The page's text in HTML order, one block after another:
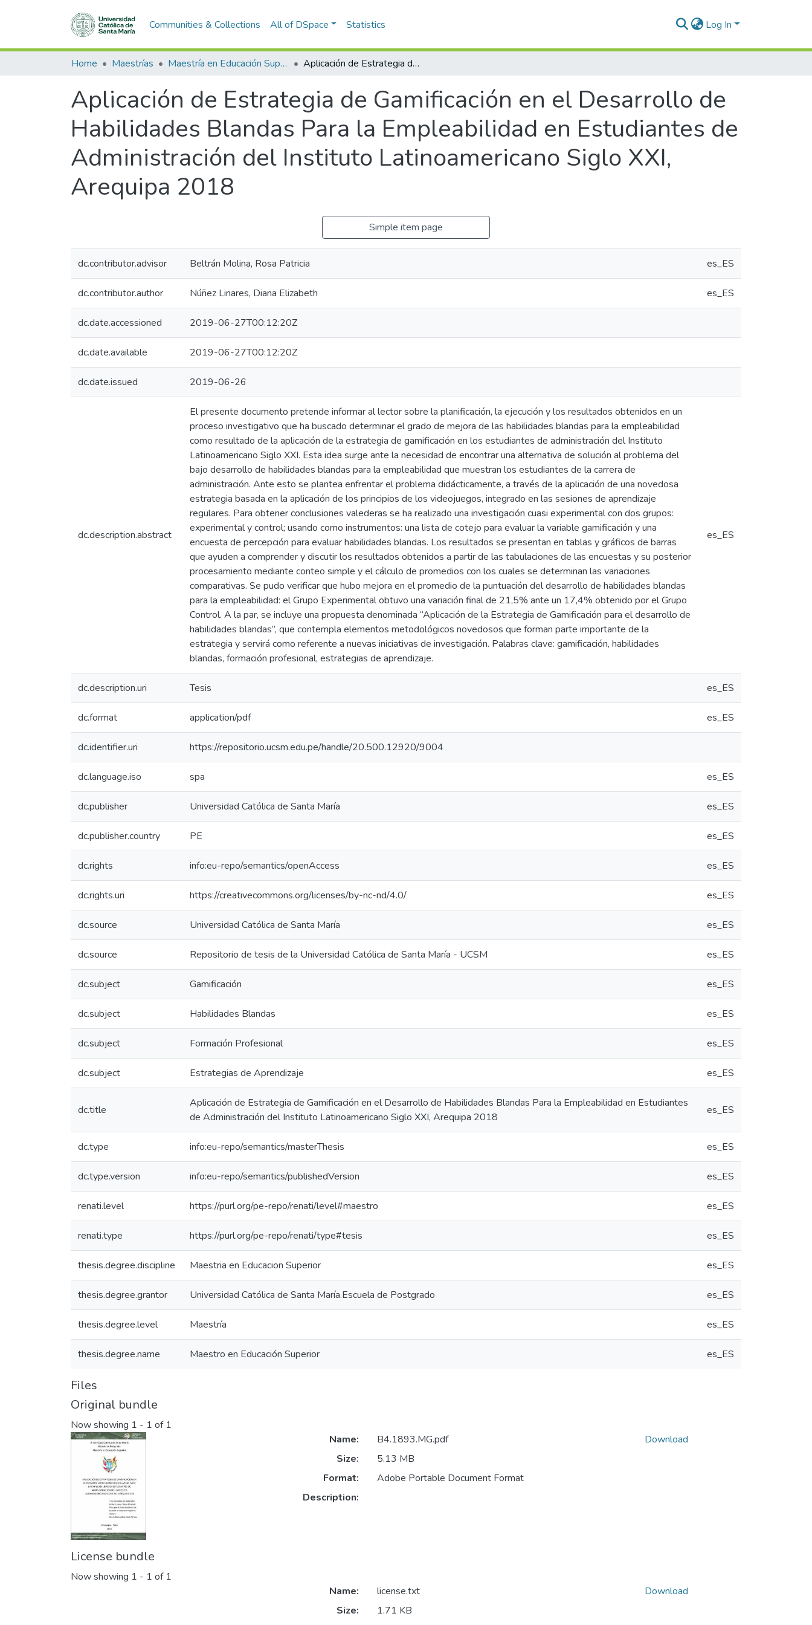
Communities & Collections All of DSpace Statistics Log In
Home Maestrías Maestría en Educación Superior Aplicación de Estrategia de Gamificación en el Desarrollo de Habilidades Blandas Para la Empleabilidad en Estudiantes de Administración del Instituto Latinoamericano Siglo XXI, Arequipa 2018
Aplicación de Estrategia de Gamificación en el Desarrollo de
Habilidades Blandas Para la Empleabilidad en Estudiantes de
Administración del Instituto Latinoamericano Siglo XXI,
Arequipa 2018
Simple item page
dc.contributor.advisor Beltrán Molina, Rosa Patricia es_ES
dc.contributor.author Núñez Linares, Diana Elizabeth es_ES
dc.date.accessioned 2019-06-27T00:12:20Z
dc.date.available 2019-06-27T00:12:20Z
dc.date.issued 2019-06-26
dc.description.abstract
El presente documento pretende informar al lector sobre la planificación, la ejecución y los resultados obtenidos en un
proceso investigativo que ha buscado determinar el grado de mejora de las habilidades blandas para la empleabilidad
como resultado de la aplicación de la estrategia de gamificación en los estudiantes de administración del Instituto
Latinoamericano Siglo XXI. Esta idea surge ante la necesidad de encontrar una alternativa de solución al problema del
bajo desarrollo de habilidades blandas para la empleabilidad que muestran los estudiantes de la carrera de
administración. Ante esto se plantea enfrentar el problema didácticamente, a través de la aplicación de una novedosa
estrategia basada en la aplicación de los principios de los videojuegos, integrado en las sesiones de aprendizaje
regulares. Para obtener conclusiones valederas se ha realizado una investigación cuasi experimental con dos grupos:
experimental y control; usando como instrumentos: una lista de cotejo para evaluar la variable gamificación y una
encuesta de percepción para evaluar habilidades blandas. Los resultados se presentan en tablas y gráficos de barras
que ayuden a comprender y discutir los resultados obtenidos a partir de las tabulaciones de las encuestas y su posterior
procesamiento mediante conteo simple y el cálculo de promedios con los cuales se determinan las variaciones
comparativas. Se pudo verificar que hubo mejora en el promedio de la puntuación del desarrollo de habilidades blandas
para la empleabilidad: el Grupo Experimental obtuvo una variación final de 21,5% ante un 17,4% obtenido por el Grupo
Control. A la par, se incluye una propuesta denominada “Aplicación de la Estrategia de Gamificación para el desarrollo de
habilidades blandas”, que contempla elementos metodológicos novedosos que forman parte importante de la
estrategia y servirá como referente a nuevas iniciativas de investigación. Palabras clave: gamificación, habilidades
blandas, formación profesional, estrategias de aprendizaje.
es_ES
dc.description.uri Tesis es_ES
dc.format application/pdf es_ES
dc.identifier.uri https://repositorio.ucsm.edu.pe/handle/20.500.12920/9004
dc.language.iso spa es_ES
dc.publisher Universidad Católica de Santa María es_ES
dc.publisher.country PE es_ES
dc.rights info:eu-repo/semantics/openAccess es_ES
dc.rights.uri https://creativecommons.org/licenses/by-nc-nd/4.0/ es_ES
dc.source Universidad Católica de Santa María es_ES
dc.source Repositorio de tesis de la Universidad Católica de Santa María - UCSM es_ES
dc.subject Gamificación es_ES
dc.subject Habilidades Blandas es_ES
dc.subject Formación Profesional es_ES
dc.subject Estrategias de Aprendizaje es_ES
dc.title
Aplicación de Estrategia de Gamificación en el Desarrollo de Habilidades Blandas Para la Empleabilidad en Estudiantes
de Administración del Instituto Latinoamericano Siglo XXI, Arequipa 2018
es_ES
dc.type info:eu-repo/semantics/masterThesis es_ES
dc.type.version info:eu-repo/semantics/publishedVersion es_ES
renati.level https://purl.org/pe-repo/renati/level#maestro es_ES
renati.type https://purl.org/pe-repo/renati/type#tesis es_ES
thesis.degree.discipline Maestria en Educacion Superior es_ES
thesis.degree.grantor Universidad Católica de Santa María.Escuela de Postgrado es_ES
thesis.degree.level Maestría es_ES
thesis.degree.name Maestro en Educación Superior es_ES
Files
Original bundle
Now showing 1 - 1 of 1
Name:
B4.1893.MG.pdf
Size:
5.13 MB
Format:
Adobe Portable Document Format
Description:
Download
License bundle
Now showing 1 - 1 of 1
Name:
license.txt
Size:
1.71 KB
Download